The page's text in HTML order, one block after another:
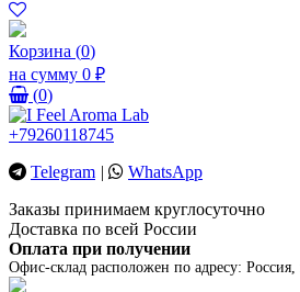
Корзина (0)
на сумму 0 ₽
(0)
+79260118745
Telegram |
WhatsApp
Заказы принимаем круглосуточно
Доставка по всей России
Оплата при получении
Офис-склад расположен по адресу: Россия,